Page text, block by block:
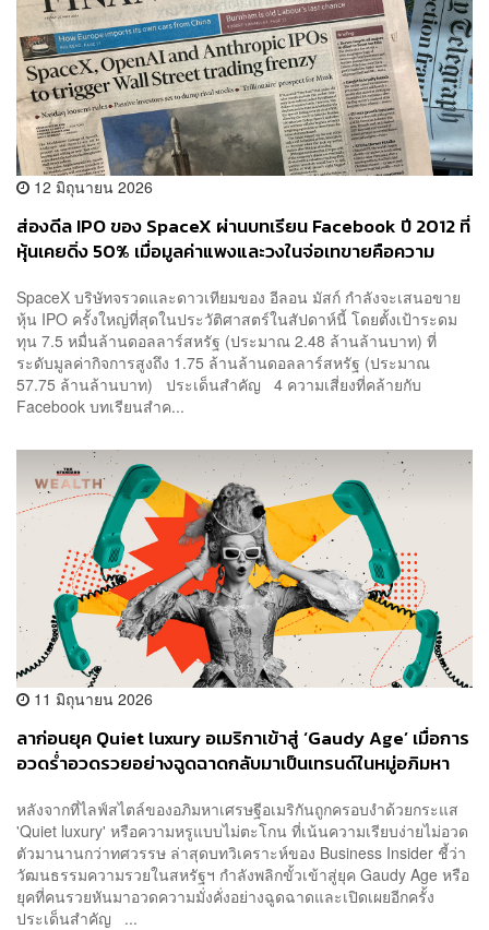
12 มิถุนายน 2026
ส่องดีล IPO ของ SpaceX ผ่านบทเรียน Facebook ปี 2012 ที่
หุ้นเคยดิ่ง 50% เมื่อมูลค่าแพงและวงในจ่อเทขายคือความ
SpaceX บริษัทจรวดและดาวเทียมของ อีลอน มัสก์ กำลังจะเสนอขาย
หุ้น IPO ครั้งใหญ่ที่สุดในประวัติศาสตร์ในสัปดาห์นี้ โดยตั้งเป้าระดม
ทุน 7.5 หมื่นล้านดอลลาร์สหรัฐ (ประมาณ 2.48 ล้านล้านบาท) ที่
ระดับมูลค่ากิจการสูงถึง 1.75 ล้านล้านดอลลาร์สหรัฐ (ประมาณ
57.75 ล้านล้านบาท) ประเด็นสำคัญ 4 ความเสี่ยงที่คล้ายกับ
Facebook บทเรียนสำค...
11 มิถุนายน 2026
ลาก่อนยุค Quiet luxury อเมริกาเข้าสู่ ‘Gaudy Age’ เมื่อการ
อวดร่ำอวดรวยอย่างฉูดฉาดกลับมาเป็นเทรนด์ในหมู่อภิมหา
หลังจากที่ไลฟ์สไตล์ของอภิมหาเศรษฐีอเมริกันถูกครอบงำด้วยกระแส
'Quiet luxury' หรือความหรูแบบไม่ตะโกน ที่เน้นความเรียบง่ายไม่อวด
ตัวมานานกว่าทศวรรษ ล่าสุดบทวิเคราะห์ของ Business Insider ชี้ว่า
วัฒนธรรมความรวยในสหรัฐฯ กำลังพลิกขั้วเข้าสู่ยุค Gaudy Age หรือ
ยุคที่คนรวยหันมาอวดความมั่งคั่งอย่างฉูดฉาดและเปิดเผยอีกครั้ง
ประเด็นสำคัญ ...